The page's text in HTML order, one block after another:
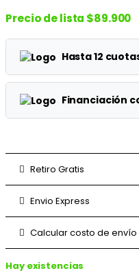
Precio de lista $89.900
Hasta 12
Planes
3 cuotas
6 cuotas
12 cuotas
Financiación
3 cuotas
6 cuotas
9 cuotas
Retiro Gratis
Envio Express
Calcular costo de envío
Hay existencias